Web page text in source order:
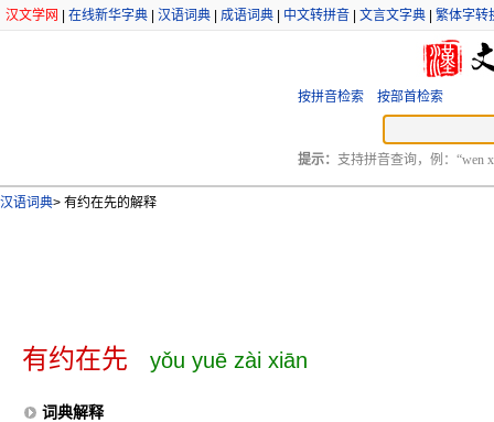
汉文学网 在线新华字典 汉语词典 成语词典 中文转拼音 文言文字典 繁体字转
按拼音检索 按部首检索
提示： 支持拼音查询，例：“wen
汉语词典> 有约在先的解释
有约在先 yǒu yuē zài xiān
词典解释